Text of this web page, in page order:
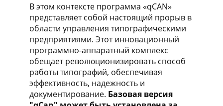
В этом контексте программа «qCAN»
представляет собой настоящий прорыв в
области управления типографическими
предприятиями. Этот инновационный
программно-аппаратный комплекс
обещает революционизировать способ
работы типографий, обеспечивая
эффективность, надежность и
документирование. Базовая версия